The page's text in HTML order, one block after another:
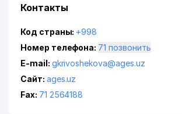
Контакты
Код страны: +998
Номер телефона:
71 позвонить
E-mail: gkrivoshekova@ages.uz
Сайт: ages.uz
Fax: 71 2564188